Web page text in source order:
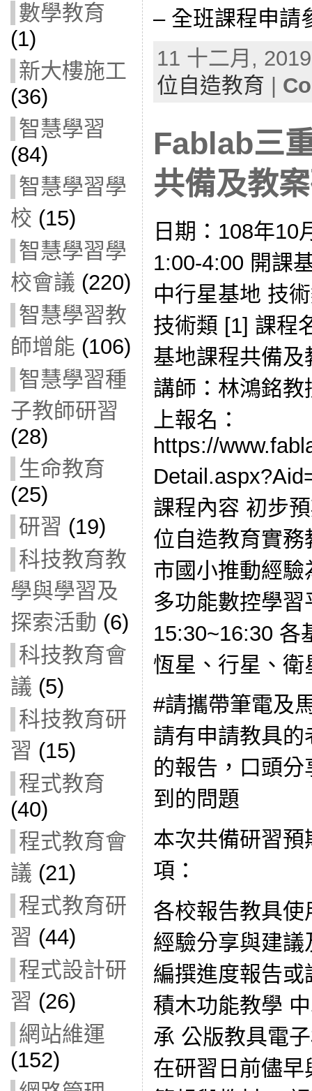
數學教育
(1)
新大樓施工
(36)
智慧學習
(84)
智慧學習學
校 (15)
智慧學習學
校會議 (220)
智慧學習教
師增能 (106)
智慧學習種
子教師研習
(28)
生命教育
(25)
研習 (19)
科技教育教
學與學習及
探索活動 (6)
科技教育會
議 (5)
科技教育研
習 (15)
程式教育
(40)
程式教育會
議 (21)
程式教育研
習 (44)
程式設計研
習 (26)
網站維運
(152)
– 全班課程申
11 十二月,
位自造教育
Fablab三
共備及教
日期：108年10
1:00-4:00 開課
中行星基地 技
技術類 [1] 課程
基地課程共備
講師：林鴻銘
上報名：
https://
課程內容 初步
位自造教育實
市國小推動經
多功能數控學
15:30~16:30 各
恆星、行星、
#請攜帶筆電及
請有申請教具
的報告，口頭
到的問題
本次共備研習
項：
各校報告教具
經驗分享與建
編撰進度報告
積木功能教學
承 公版教具電
在研習日前儘